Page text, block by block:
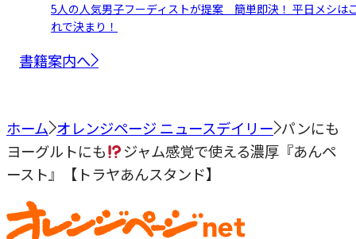
5人の人気男子フーディストが提案 簡単即決！ 平日メシは
れで決まり！
書籍案内へ
ホーム オレンジページ ニュースデイリー パンにも
ヨーグルトにも
ジャム感覚で使える濃厚『あんペ
ースト』【トラヤあんスタンド】